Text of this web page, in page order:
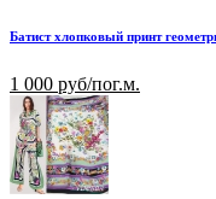
Батист хлопковый принт
1 000 руб/пог.м.